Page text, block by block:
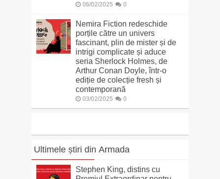
06/02/2025 0
Nemira Fiction redeschide
porțile către un univers
fascinant, plin de mister și de
intrigi complicate și aduce
seria Sherlock Holmes, de
Arthur Conan Doyle, într-o
ediție de colecție fresh și
contemporană
03/02/2025 0
Ultimele știri din Armada
Stephen King, distins cu